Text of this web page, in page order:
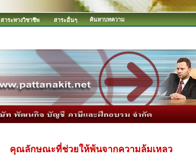
สาระทางวิชาชีพ สาระอื่นๆ ค้นหาบทความ
คุณลักษณะที่ช่วยให้พ้นจากความล้มเหลว